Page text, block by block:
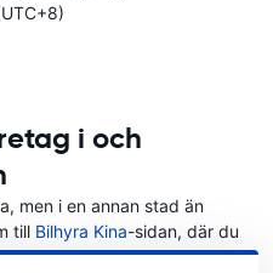
i och
men i en annan stad än
till Bilhyra Kina-sidan, där du
hyra en bil.